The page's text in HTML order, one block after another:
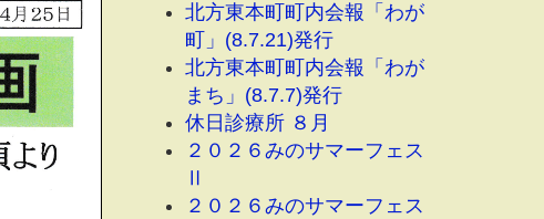
北方東本町町内会報「わが
町」(8.7.21)発行
北方東本町町内会報「わが
まち」(8.7.7)発行
休日診療所 ８月
２０２６みのサマーフェス
Ⅱ
２０２６みのサマーフェス